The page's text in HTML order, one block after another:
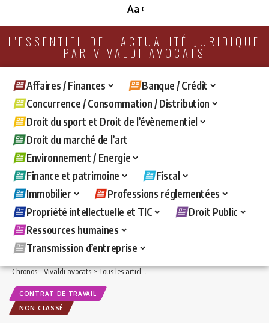
Aa
L'ESSENTIEL DE L'ACTUALITÉ JURIDIQUE
PAR VIVALDI AVOCATS
Affaires / Finances
Banque / Crédit
Concurrence / Consommation / Distribution
Droit du sport et Droit de l’évènementiel
Droit du marché de l’art
Environnement / Energie
Finance et patrimoine
Fiscal
Immobilier
Professions réglementées
Propriété intellectuelle et TIC
Droit Public
Ressources humaines
Transmission d’entreprise
Chronos - Vivaldi avocats>Tous les articles >Ressources humaines>Contrat de
CONTRAT DE TRAVAIL
NON CLASSÉ